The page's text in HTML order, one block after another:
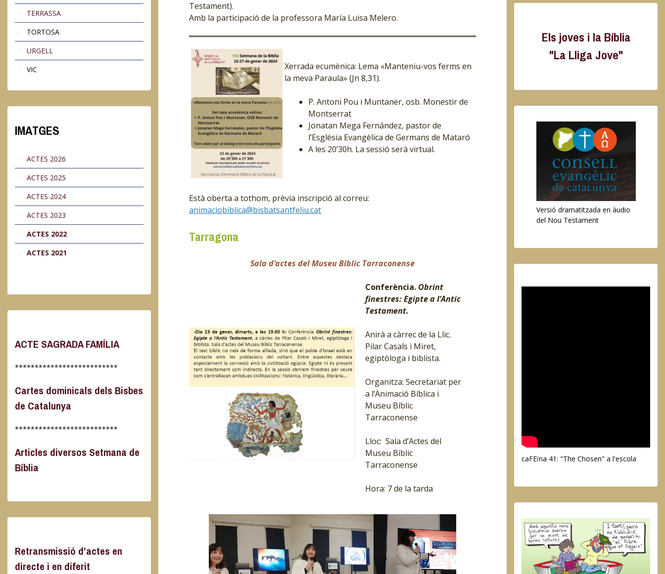
TERRASSA
TORTOSA
URGELL
VIC
IMATGES
ACTES 2026
ACTES 2025
ACTES 2024
ACTES 2023
ACTES 2022
ACTES 2021
ACTE SAGRADA FAMÍLIA
**************************
Cartes dominicals dels Bisbes
de Catalunya
**************************
Articles diversos Setmana de
Bíblia
Retransmissió d’actes en
directe i en diferit
Testament).
Amb la participació de la professora María Luisa Melero.
Xerrada ecumènica: Lema «Manteniu-vos ferms en
la meva Paraula» (Jn 8,31).
P. Antoni Pou i Muntaner, osb. Monestir de
Montserrat
Jonatan Mega Fernández, pastor de
l’Església Evangèlica de Germans de Mataró
A les 20’30h. La sessió serà virtual.
Està oberta a tothom, prèvia inscripció al correu:
animaciobiblica@bisbatsantfeliu.cat
Tarragona
Sala d’actes del Museu Bíblic Tarraconense
Conferència.Obrint
finestres: Egipte a l’Antic
Testament.
Anirà a càrrec de la Llic.
Pilar Casals i Miret,
egiptòloga i biblista.
Organitza: Secretariat per
a l’Animació Bíblica i
Museu Bíblic
Tarraconense
Lloc: Sala d’Actes del
Museu Bíblic
Tarraconense
Hora: 7 de la tarda
Els joves i la Bíblia
"La Lliga Jove"
Versió dramatitzada en àudio
del Nou Testament
caFEïna 41: "The Chosen" a l'escola